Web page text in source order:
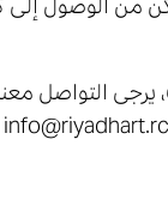
التواصل معنا